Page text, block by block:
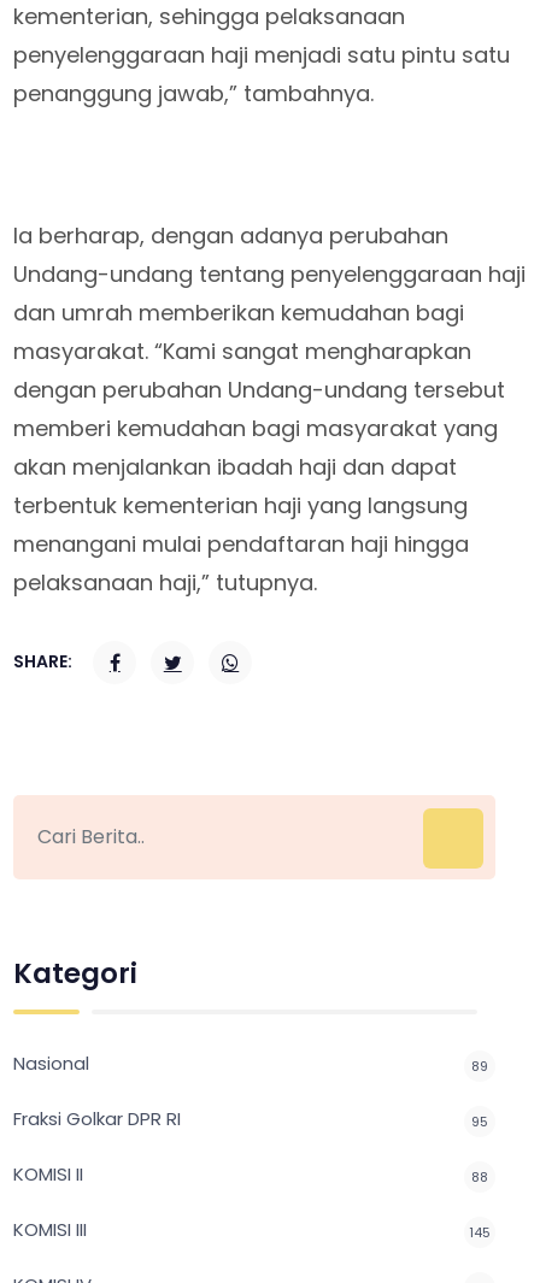
kementerian, sehingga pelaksanaan
penyelenggaraan haji menjadi satu pintu satu
penanggung jawab,” tambahnya.
Ia berharap, dengan adanya perubahan
Undang-undang tentang penyelenggaraan haji
dan umrah memberikan kemudahan bagi
masyarakat. “Kami sangat mengharapkan
dengan perubahan Undang-undang tersebut
memberi kemudahan bagi masyarakat yang
akan menjalankan ibadah haji dan dapat
terbentuk kementerian haji yang langsung
menangani mulai pendaftaran haji hingga
pelaksanaan haji,” tutupnya.
SHARE:
Kategori
Nasional 89
Fraksi Golkar DPR RI 95
KOMISI II 88
KOMISI III 145